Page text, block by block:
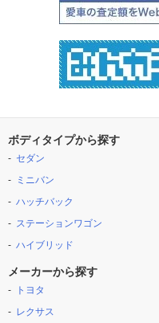
ボディタイプから探す
セダン
ミニバン
ハッチバック
ステーションワゴン
ハイブリッド
メーカーから探す
トヨタ
レクサス